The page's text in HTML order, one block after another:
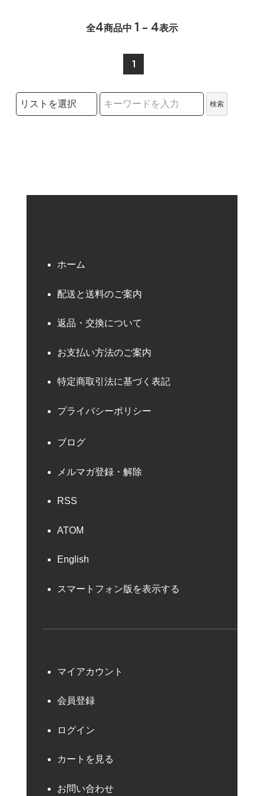
全4商品中 1 - 4表示
1
検索リストの選択
検索
ホーム
配送と送料のご案内
返品・交換について
お支払い方法のご案内
特定商取引法に基づく表記
プライバシーポリシー
ブログ
メルマガ登録・解除
RSS
ATOM
English
スマートフォン版を表示する
マイアカウント
会員登録
ログイン
カートを見る
お問い合わせ